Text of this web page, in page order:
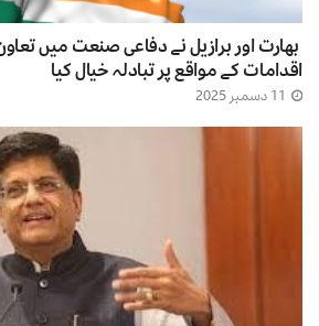
بھارت اور برازیل نے دفاعی صنعت میں
اقدامات کے مواقع پر تبادلہ خیال کیا